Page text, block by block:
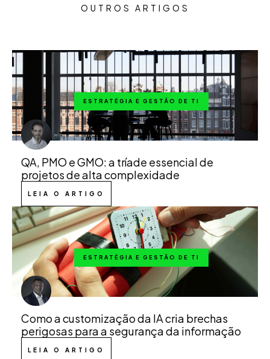
OUTROS ARTIGOS
ESTRATÉGIA E GESTÃO DE TI
QA, PMO e GMO: a tríade essencial de
projetos de alta complexidade
LEIA O ARTIGO
ESTRATÉGIA E GESTÃO DE TI
Como a customização da IA cria brechas
perigosas para a segurança da informação
LEIA O ARTIGO